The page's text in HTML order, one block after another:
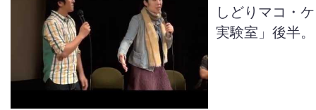
しどりマコ・
実験室」後半。